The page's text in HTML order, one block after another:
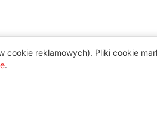
cookie reklamowych). Pliki cookie
.